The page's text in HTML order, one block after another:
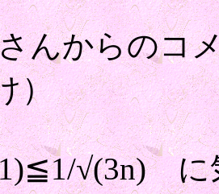
からのコ
）
√(3n) に